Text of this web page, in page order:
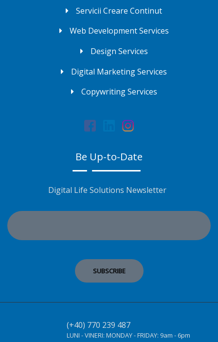
Servicii Creare Continut
Web Development Services
Design Services
Digital Marketing Services
Copywriting Services
Be Up-to-Date
Digital Life Solutions Newsletter
(+40) 770 239 487
LUNI - VINERI: MONDAY - FRIDAY: 9am - 6pm